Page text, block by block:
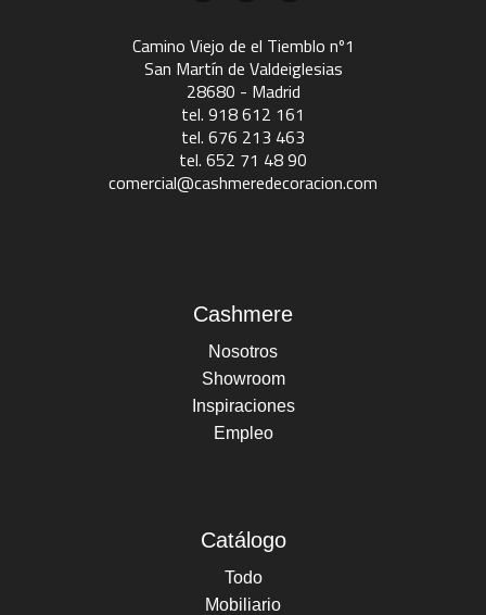
Camino Viejo de el Tiemblo nº1
San Martín de Valdeiglesias
28680 - Madrid
tel. 918 612 161
tel. 676 213 463
tel. 652 71 48 90
comercial@cashmeredecoracion.com
Cashmere
Nosotros
Showroom
Inspiraciones
Empleo
Catálogo
Todo
Mobiliario